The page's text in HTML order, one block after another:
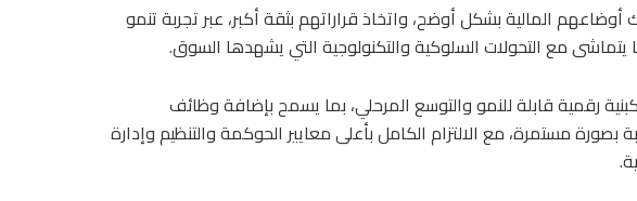
المالية بشكل أوضح، واتخاذ قراراتهم بثقة أكبر، عبر تجربة تنمو
مع التحولات السلوكية والتكنولوجية التي يشهدها السوق.
رقمية قابلة للنمو والتوسع المرحلي، بما يسمح بإضافة وظائف
بصورة مستمرة، مع الالتزام الكامل بأعلى معايير الحوكمة والتنظيم وإدارة